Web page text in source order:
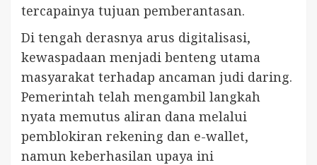
tercapainya tujuan pemberantasan.
Di tengah derasnya arus digitalisasi,
kewaspadaan menjadi benteng utama
masyarakat terhadap ancaman judi daring.
Pemerintah telah mengambil langkah
nyata memutus aliran dana melalui
pemblokiran rekening dan e-wallet,
namun keberhasilan upaya ini